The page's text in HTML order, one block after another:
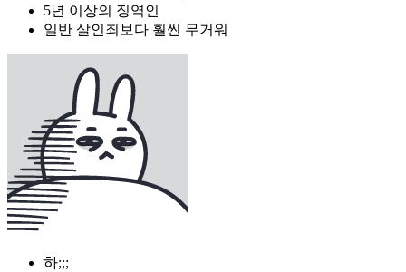
5년 이상의 징역인
일반 살인죄보다 훨씬 무거워
하;;;